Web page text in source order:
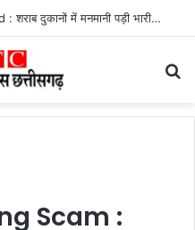
CG Excise Officer Suspended : शराब दुकानों में मनमानी पड़ी भारी, दो आबकारी उपनिरीक्षक निलंबित
Scam :